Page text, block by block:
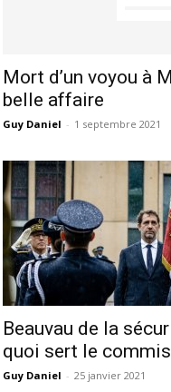
Mort d’un voyou à
belle affaire
Guy Daniel - 1 septembre 2021
Beauvau de la
quoi sert le
Guy Daniel - 25 janvier 2021